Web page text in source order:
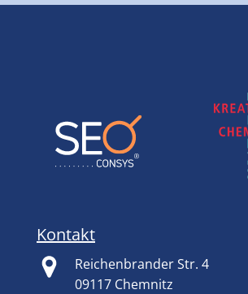
Kontakt
Reichenbrander Str. 4
09117 Chemnitz